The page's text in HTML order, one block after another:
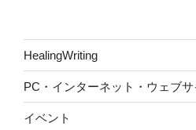
HealingWriting
PC・インターネット・ウェブサ
イベント